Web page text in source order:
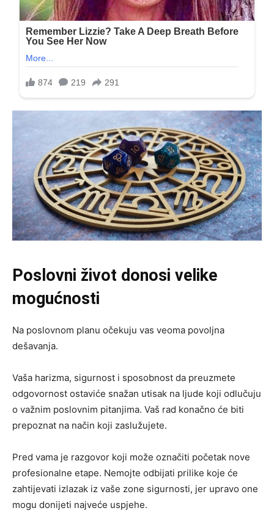
Poslovni život donosi velike
mogućnosti
Na poslovnom planu očekuju vas veoma povoljna
dešavanja.
Vaša harizma, sigurnost i sposobnost da preuzmete
odgovornost ostaviće snažan utisak na ljude koji odlučuju
o važnim poslovnim pitanjima. Vaš rad konačno će biti
prepoznat na način koji zaslužujete.
Pred vama je razgovor koji može označiti početak nove
profesionalne etape. Nemojte odbijati prilike koje će
zahtijevati izlazak iz vaše zone sigurnosti, jer upravo one
mogu donijeti najveće uspjehe.